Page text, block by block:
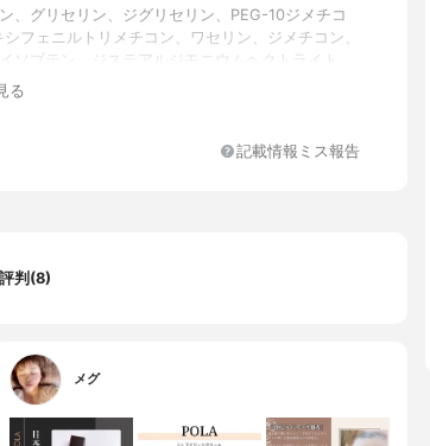
、グリセリン、ジグリセリン、PEG-10ジメチコ
フェニルトリメチコン、ワセリン、ジメチコン、
ソブテン、ジステアルジモニウムヘクトライト、
イマージリノール酸ダイマージリノレイル、イガ
ビ茎エキス、クララ根エキス、ヨモギエキス、ゲ
アルキルコポリマーアンモニウム、(ジフェニルジ
る
記載情報ミス報告
判(8)
メグ